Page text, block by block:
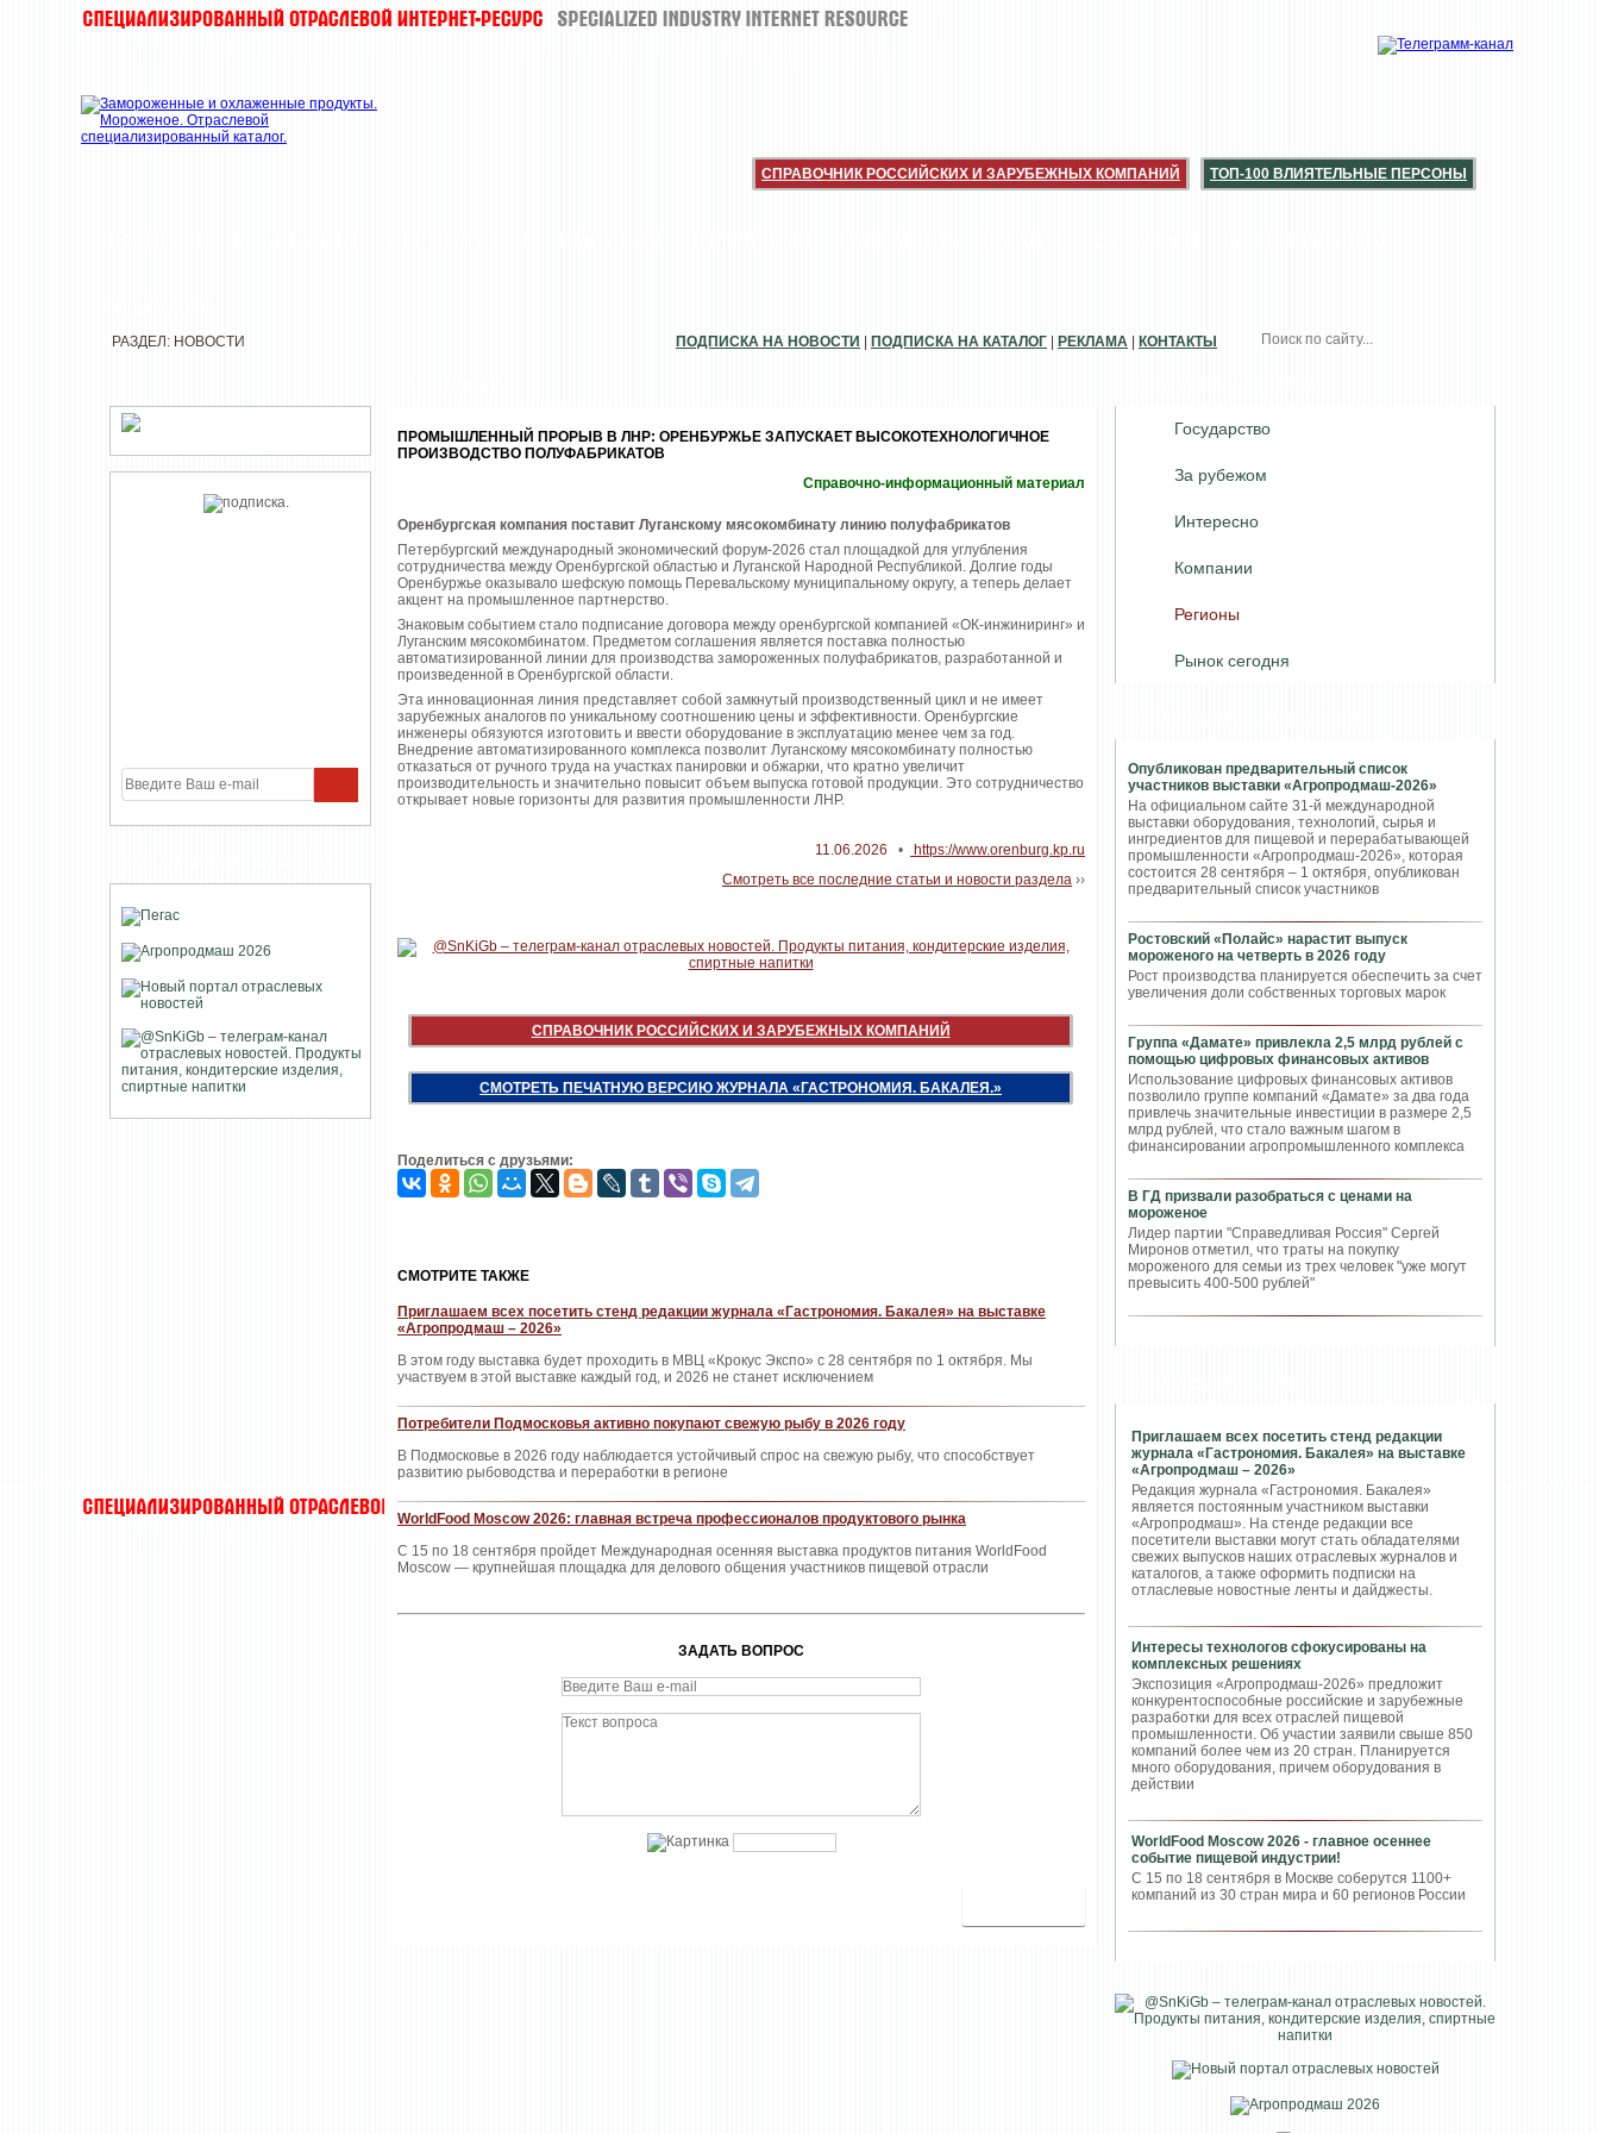
СПРАВОЧНИК РОССИЙСКИХ И ЗАРУБЕЖНЫХ КОМПАНИЙ ТОП-100 ВЛИЯТЕЛЬНЫЕ ПЕРСОНЫ
Государство
За рубежом
Интересно
Компании
Регионы
Рынок сегодня
Опубликован предварительный список
участников выставки «Агропродмаш-2026»
На официальном сайте 31-й международной
выставки оборудования, технологий, сырья и
ингредиентов для пищевой и перерабатывающей
промышленности «Агропродмаш-2026», которая
состоится 28 сентября – 1 октября, опубликован
предварительный список участников
Ростовский «Полайс» нарастит выпуск
мороженого на четверть в 2026 году
Рост производства планируется обеспечить за счет
увеличения доли собственных торговых марок
Группа «Дамате» привлекла 2,5 млрд рублей с
помощью цифровых финансовых активов
Использование цифровых финансовых активов
позволило группе компаний «Дамате» за два года
привлечь значительные инвестиции в размере 2,5
млрд рублей, что стало важным шагом в
финансировании агропромышленного комплекса
В ГД призвали разобраться с ценами на
мороженое
Лидер партии "Справедливая Россия" Сергей
Миронов отметил, что траты на покупку
мороженого для семьи из трех человек "уже могут
превысить 400-500 рублей"
Приглашаем всех посетить стенд редакции
журнала «Гастрономия. Бакалея» на выставке
«Агропродмаш – 2026»
Редакция журнала «Гастрономия. Бакалея»
является постоянным участником выставки
«Агропродмаш». На стенде редакции все
посетители выставки могут стать обладателями
свежих выпусков наших отраслевых журналов и
каталогов, а также оформить подписки на
отласлевые новостные ленты и дайджесты.
Интересы технологов сфокусированы на
комплексных решениях
Экспозиция «Агропродмаш-2026» предложит
конкурентоспособные российские и зарубежные
разработки для всех отраслей пищевой
промышленности. Об участии заявили свыше 850
компаний более чем из 20 стран. Планируется
много оборудования, причем оборудования в
действии
WorldFood Moscow 2026 - главное осеннее
событие пищевой индустрии!
С 15 по 18 сентября в Москве соберутся 1100+
компаний из 30 стран мира и 60 регионов России
РАЗДЕЛ: НОВОСТИ ПОДПИСКА НА НОВОСТИ ПОДПИСКА НА КАТАЛОГ РЕКЛАМА КОНТАКТЫ
ПРОМЫШЛЕННЫЙ ПРОРЫВ В ЛНР: ОРЕНБУРЖЬЕ ЗАПУСКАЕТ ВЫСОКОТЕХНОЛОГИЧНОЕ
ПРОИЗВОДСТВО ПОЛУФАБРИКАТОВ
Справочно-информационный материал
Оренбургская компания поставит Луганскому мясокомбинату линию полуфабрикатов
Петербургский международный экономический форум-2026 стал площадкой для углубления
сотрудничества между Оренбургской областью и Луганской Народной Республикой. Долгие годы
Оренбуржье оказывало шефскую помощь Перевальскому муниципальному округу, а теперь делает
акцент на промышленное партнерство.
Знаковым событием стало подписание договора между оренбургской компанией «ОК-инжиниринг» и
Луганским мясокомбинатом. Предметом соглашения является поставка полностью
автоматизированной линии для производства замороженных полуфабрикатов, разработанной и
произведенной в Оренбургской области.
Эта инновационная линия представляет собой замкнутый производственный цикл и не имеет
зарубежных аналогов по уникальному соотношению цены и эффективности. Оренбургские
инженеры обязуются изготовить и ввести оборудование в эксплуатацию менее чем за год.
Внедрение автоматизированного комплекса позволит Луганскому мясокомбинату полностью
отказаться от ручного труда на участках панировки и обжарки, что кратно увеличит
производительность и значительно повысит объем выпуска готовой продукции. Это сотрудничество
открывает новые горизонты для развития промышленности ЛНР.
11.06.2026 •
https://www.orenburg.kp.ru
Смотреть все последние статьи и новости раздела ››
СПРАВОЧНИК РОССИЙСКИХ И ЗАРУБЕЖНЫХ КОМПАНИЙ
СМОТРЕТЬ ПЕЧАТНУЮ ВЕРСИЮ ЖУРНАЛА «ГАСТРОНОМИЯ. БАКАЛЕЯ.»
Поделиться с друзьями:
CМОТРИТЕ ТАКЖЕ
Приглашаем всех посетить стенд редакции журнала «Гастрономия. Бакалея» на выставке
«Агропродмаш – 2026»
В этом году выставка будет проходить в МВЦ «Крокус Экспо» с 28 сентября по 1 октября. Мы
участвуем в этой выставке каждый год, и 2026 не станет исключением
Потребители Подмосковья активно покупают свежую рыбу в 2026 году
В Подмосковье в 2026 году наблюдается устойчивый спрос на свежую рыбу, что способствует
развитию рыбоводства и переработки в регионе
WorldFood Moscow 2026: главная встреча профессионалов продуктового рынка
С 15 по 18 сентября пройдет Международная осенняя выставка продуктов питания WorldFood
Moscow — крупнейшая площадка для делового общения участников пищевой отрасли
ЗАДАТЬ ВОПРОС